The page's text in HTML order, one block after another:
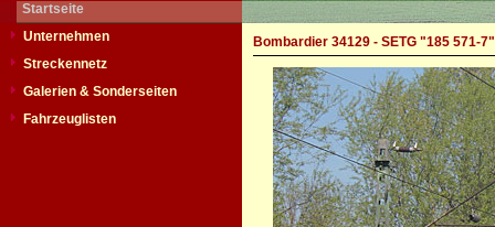
Startseite
Unternehmen
Streckennetz
Galerien & Sonderseiten
Fahrzeuglisten
Bombardier 34129 - SETG "185 571-7"